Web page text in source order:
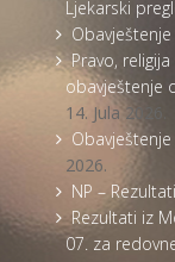
Ljekarski
Pravo,
obavještenje
14. Jula 2026.
2026.
NP –
Rezultati iz
07. za